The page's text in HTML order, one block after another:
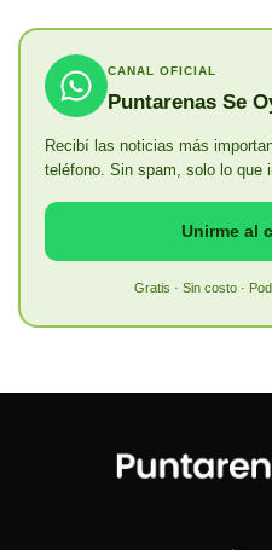
CANAL OFICIAL
Puntarenas Se
Recibí las noticias más
teléfono. Sin spam, solo lo que
Unirme al
Gratis · Sin costo ·